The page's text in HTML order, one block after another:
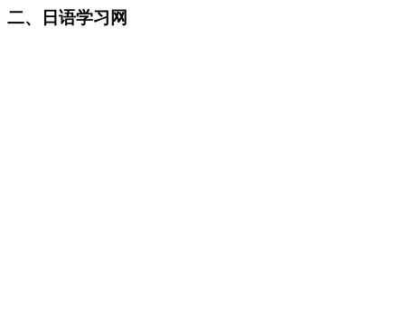
二、日语学习网